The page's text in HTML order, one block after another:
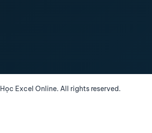
Học Excel Online. All rights reserved.